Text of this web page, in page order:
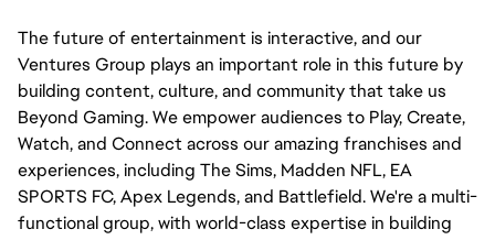
The future of entertainment is interactive, and our
Ventures Group plays an important role in this future by
building content, culture, and community that take us
Beyond Gaming. We empower audiences to Play, Create,
Watch, and Connect across our amazing franchises and
experiences, including The Sims, Madden NFL, EA
SPORTS FC, Apex Legends, and Battlefield. We're a multi-
functional group, with world-class expertise in building